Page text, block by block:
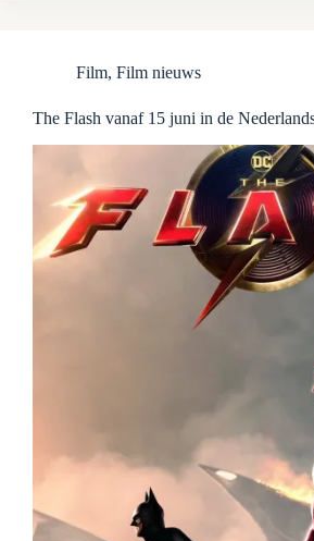
Film, Film nieuws
The Flash vanaf 15 juni in de